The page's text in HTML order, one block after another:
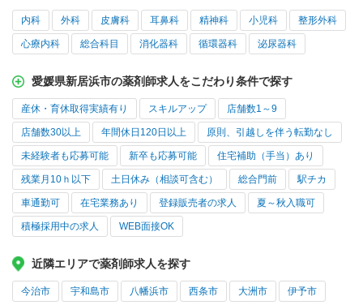
内科 外科 皮膚科 耳鼻科 精神科 小児科 整形外科
心療内科 総合科目 消化器科 循環器科 泌尿器科
愛媛県新居浜市の薬剤師求人をこだわり条件で探す
産休・育休取得実績有り スキルアップ 店舗数1～9
店舗数30以上 年間休日120日以上 原則、引越しを伴う転勤なし
未経験者も応募可能 新卒も応募可能 住宅補助（手当）あり
残業月10ｈ以下 土日休み（相談可含む） 総合門前 駅チカ
車通勤可 在宅業務あり 登録販売者の求人 夏～秋入職可
積極採用中の求人 WEB面接OK
近隣エリアで薬剤師求人を探す
今治市 宇和島市 八幡浜市 西条市 大洲市 伊予市